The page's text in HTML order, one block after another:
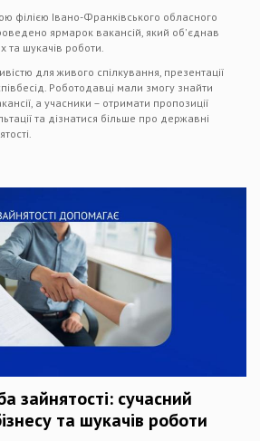
філією Івано-Франківського обласного
ярмарок вакансій, який об'єднав
та шукачів роботи.
для живого спілкування, презентації
Роботодавці мали змогу знайти
а учасники – отримати пропозиції
та дізнатися більше про державні
зайнятості: сучасний
та шукачів роботи